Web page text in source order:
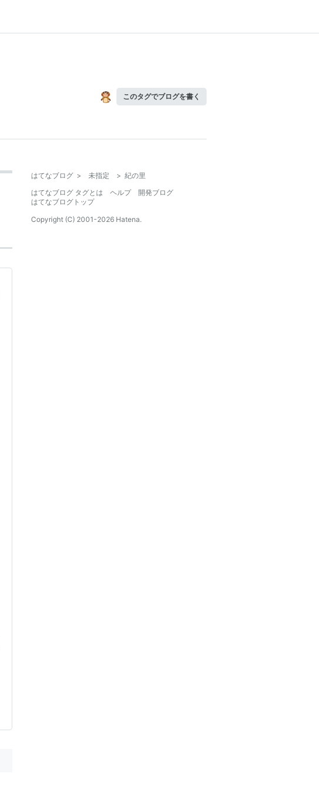
このタグでブログを書く
はてなブログ > 未指定 > 紀の里
はてなブログ タグとは
ヘルプ
開発ブログ
はてなブログトップ
Copyright (C) 2001-2026 Hatena.